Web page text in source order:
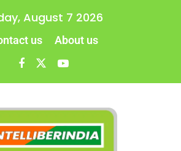
August 7 2026
us About us